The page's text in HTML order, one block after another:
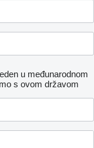
u međunarodnom
s ovom državom